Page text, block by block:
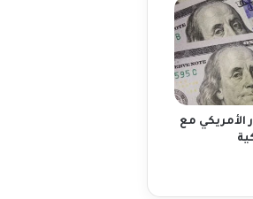
الأمريكي مع